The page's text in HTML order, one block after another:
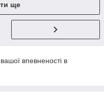
ще
впевненості в